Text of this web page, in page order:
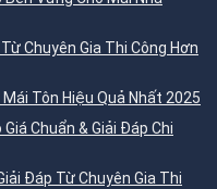
Chuyên Gia Thi Công Hơn
Tôn Hiệu Quả Nhất 2025
Chuẩn & Giải Đáp Chi
Đáp Từ Chuyên Gia Thi